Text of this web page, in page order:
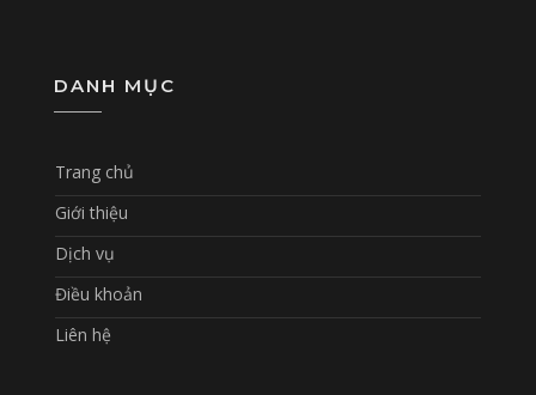
DANH MỤC
Trang chủ
Giới thiệu
Dịch vụ
Điều khoản
Liên hệ